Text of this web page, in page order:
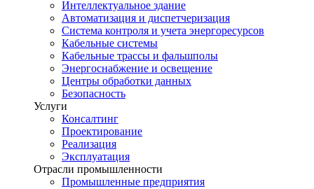
Интеллектуальное здание
Автоматизация и диспетчеризация
Система контроля и учета энергоресурсов
Кабельные системы
Кабельные трассы и фальшполы
Энергоснабжение и освещение
Центры обработки данных
Безопасность
Услуги
Консалтинг
Проектирование
Реализация
Эксплуатация
Отрасли промышленности
Промышленные предприятия